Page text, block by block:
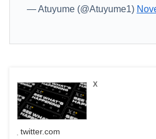
— Atuyume (@Atuyume1)
X
twitter.com